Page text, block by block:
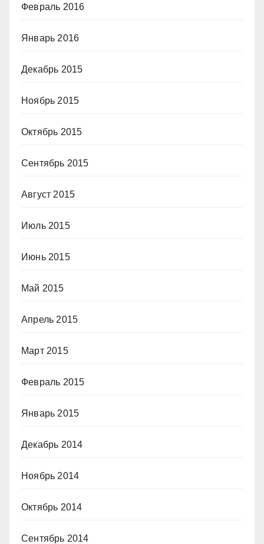
Февраль 2016
Январь 2016
Декабрь 2015
Ноябрь 2015
Октябрь 2015
Сентябрь 2015
Август 2015
Июль 2015
Июнь 2015
Май 2015
Апрель 2015
Март 2015
Февраль 2015
Январь 2015
Декабрь 2014
Ноябрь 2014
Октябрь 2014
Сентябрь 2014